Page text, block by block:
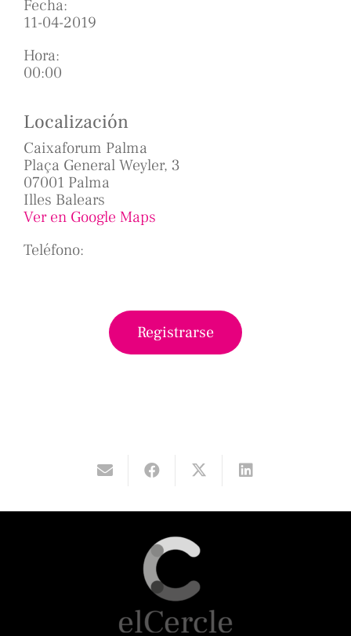
Fecha:
11-04-2019
Hora:
00:00
Localización
Caixaforum Palma
Plaça General Weyler, 3
07001 Palma
Illes Balears
Ver en Google Maps
Teléfono:
Registrarse